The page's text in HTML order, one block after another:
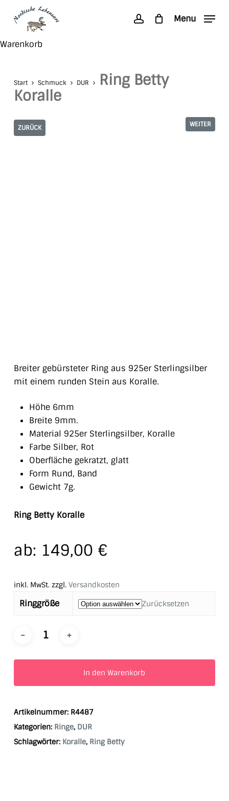
content
accountMenu
WarenkorbClose
Start Schmuck DUR
Ring Betty
Koralle
ZURÜCK WEITER
Breiter gebürsteter Ring aus 925er Sterlingsilber
mit einem runden Stein aus Koralle.
Höhe 6mm
Breite 9mm.
Material 925er Sterlingsilber, Koralle
Farbe Silber, Rot
Oberfläche gekratzt, glatt
Form Rund, Band
Gewicht 7g.
Ring Betty Koralle
ab: 149,00 €
inkl. MwSt. zzgl. Versandkosten
Ringgröße Zurücksetzen
In den Warenkorb
Artikelnummer: R4487
Kategorien: Ringe, DUR
Schlagwörter: Koralle, Ring Betty